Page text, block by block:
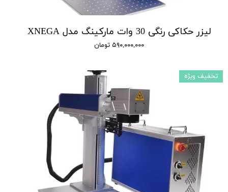
لیزر حکاکی رنگی 30 وات مارکینگ مدل XNEGA
۵۹۰,۰۰۰,۰۰۰ تومان
تخفیف ویژه